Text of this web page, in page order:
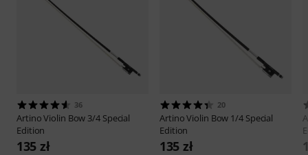
36
ArtinoViolin Bow 3/4 Special
Edition
135 zł
20
ArtinoViolin Bow 1/4 Special
Edition
135 zł